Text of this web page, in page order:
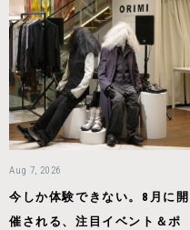
Aug 7, 2026
今しか体験できない。8月に開
催される、注目イベント＆ポ